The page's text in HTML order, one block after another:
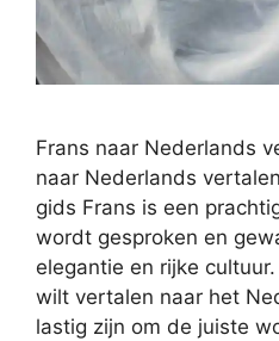
Frans naar Nederlands
naar Nederlands
gids Frans is een
wordt gesproken en
elegantie en rijke
wilt vertalen naar het
lastig zijn om de juiste